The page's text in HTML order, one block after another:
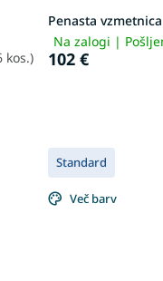
kos.)
Penasta
Na zalogi |
102 €
Standard
Več barv